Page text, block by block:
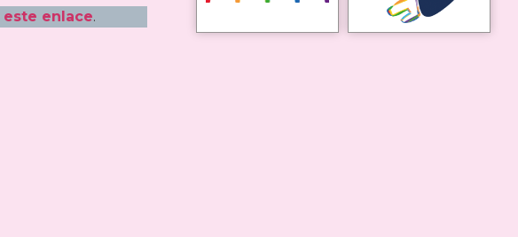
este enlace.